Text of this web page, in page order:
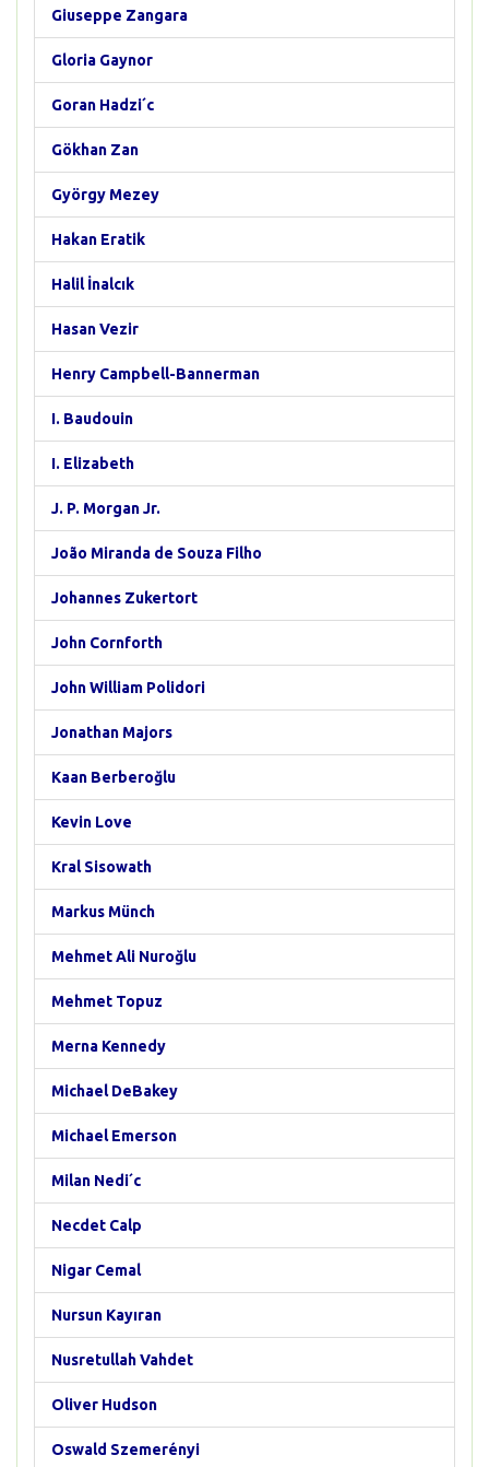
Giuseppe Zangara
Gloria Gaynor
Goran Hadzi´c
Gökhan Zan
György Mezey
Hakan Eratik
Halil İnalcık
Hasan Vezir
Henry Campbell-Bannerman
I. Baudouin
I. Elizabeth
J. P. Morgan Jr.
João Miranda de Souza Filho
Johannes Zukertort
John Cornforth
John William Polidori
Jonathan Majors
Kaan Berberoğlu
Kevin Love
Kral Sisowath
Markus Münch
Mehmet Ali Nuroğlu
Mehmet Topuz
Merna Kennedy
Michael DeBakey
Michael Emerson
Milan Nedi´c
Necdet Calp
Nigar Cemal
Nursun Kayıran
Nusretullah Vahdet
Oliver Hudson
Oswald Szemerényi